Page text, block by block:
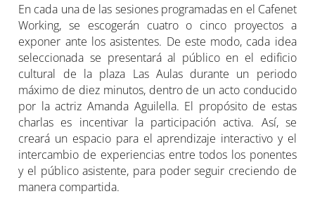
En cada una de las sesiones programadas en el Cafenet
Working, se escogerán cuatro o cinco proyectos a
exponer ante los asistentes. De este modo, cada idea
seleccionada se presentará al público en el edificio
cultural de la plaza Las Aulas durante un periodo
máximo de diez minutos, dentro de un acto conducido
por la actriz Amanda Aguilella. El propósito de estas
charlas es incentivar la participación activa. Así, se
creará un espacio para el aprendizaje interactivo y el
intercambio de experiencias entre todos los ponentes
y el público asistente, para poder seguir creciendo de
manera compartida.